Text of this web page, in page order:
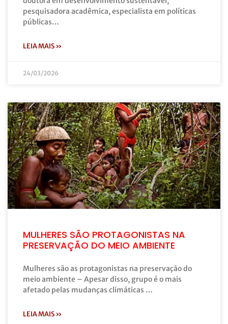
pesquisadora acadêmica, especialista em políticas
públicas…
LEIA MAIS »
24/03/2026
MULHERES SÃO PROTAGONISTAS NA
PRESERVAÇÃO DO MEIO AMBIENTE
Mulheres são as protagonistas na preservação do
meio ambiente – Apesar disso, grupo é o mais
afetado pelas mudanças climáticas …
LEIA MAIS »